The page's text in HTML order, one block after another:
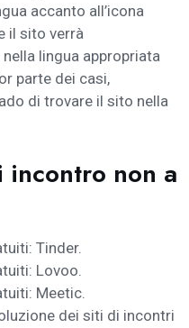
accanto all’icona
il sito verrà
lingua appropriata
parte dei casi,
di trovare il sito nella
non a
Tinder.
Lovoo.
Meetic.
dei siti di incontri